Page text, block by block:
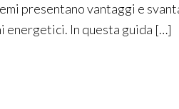
presentano vantaggi e
energetici. In questa guida […]